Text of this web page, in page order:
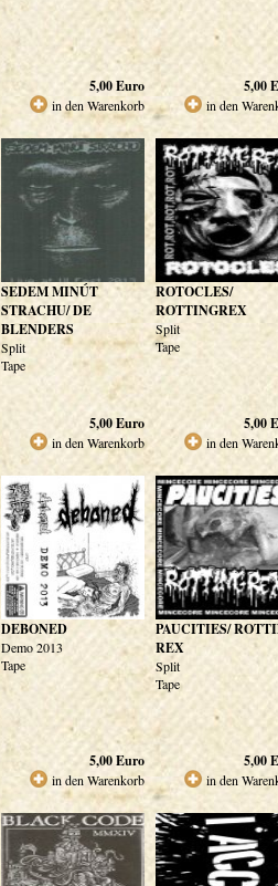
5,00Euro
in den Warenkorb
5,00
in den
SEDEM MINÚT
STRACHU/ DE
BLENDERS
Split
Tape
5,00Euro
in den Warenkorb
ROTOCLES/
ROTTINGREX
Split
Tape
5,00
in den
DEBONED
Demo 2013
Tape
5,00Euro
in den Warenkorb
PAUCITIES/
REX
Split
Tape
5,00
in den